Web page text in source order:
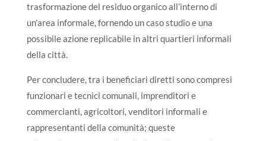
trasformazione del residuo organico all’interno di
un’area informale, fornendo un caso studio e una
possibile azione replicabile in altri quartieri informali
della città.
Per concludere, tra i beneficiari diretti sono compresi
funzionari e tecnici comunali, imprenditori e
commercianti, agricoltori, venditori informali e
rappresentanti della comunità; queste